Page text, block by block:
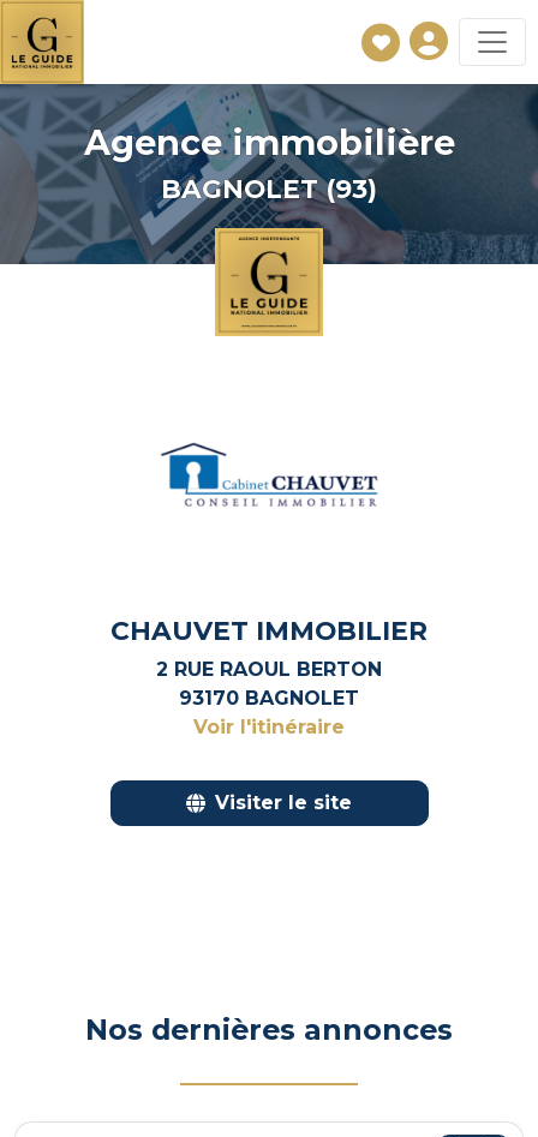
Agence immobilière
BAGNOLET (93)
CHAUVET IMMOBILIER
2 RUE RAOUL BERTON
93170 BAGNOLET
Voir l'itinéraire
Visiter le site
Nos dernières annonces